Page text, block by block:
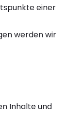
einer
werden wir
Inhalte und